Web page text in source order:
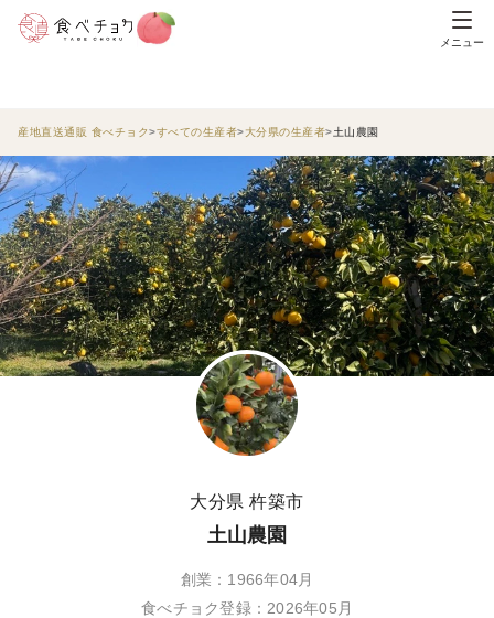
メニュー
産地直送通販 食べチョク すべての生産者 大分県の生産者 土山農園
大分県 杵築市
土山農園
創業：1966年04月
食べチョク登録：2026年05月